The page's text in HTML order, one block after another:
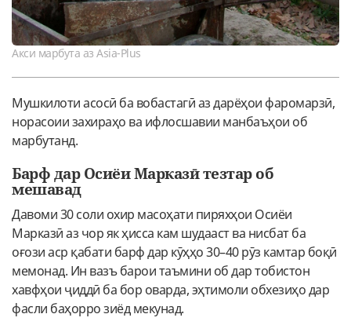
Акси марбута аз Asia-Plus
Мушкилоти асосӣ ба вобастагӣ аз дарёҳои фаромарзӣ,
норасоии захираҳо ва ифлосшавии манбаъҳои об
марбутанд.
Барф дар Осиёи Марказӣ тезтар об
мешавад
Давоми 30 соли охир масоҳати пиряхҳои Осиёи
Марказӣ аз чор як ҳисса кам шудааст ва нисбат ба
оғози аср қабати барф дар кӯҳҳо 30–40 рӯз камтар боқӣ
мемонад. Ин вазъ барои таъмини об дар тобистон
хавфҳои ҷиддӣ ба бор оварда, эҳтимоли обхезиҳо дар
фасли баҳорро зиёд мекунад.